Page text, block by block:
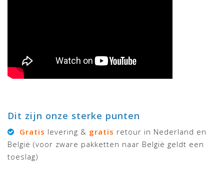
Dit zijn onze sterke punten
Gratis levering & gratis retour in Nederland en
België (voor zware pakketten naar België geldt een
toeslag)